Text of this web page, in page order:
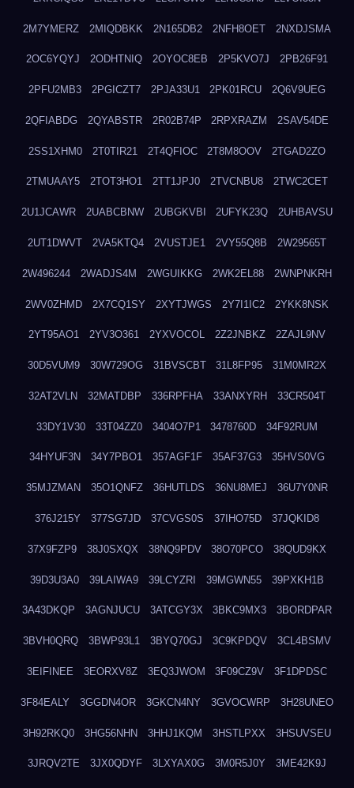
2M7YMERZ 2MIQDBKK 2N165DB2 2NFH8OET 2NXDJSMA
2OC6YQYJ 2ODHTNIQ 2OYOC8EB 2P5KVO7J 2PB26F91
2PFU2MB3 2PGICZT7 2PJA33U1 2PK01RCU 2Q6V9UEG
2QFIABDG 2QYABSTR 2R02B74P 2RPXRAZM 2SAV54DE
2SS1XHM0 2T0TIR21 2T4QFIOC 2T8M8OOV 2TGAD2ZO
2TMUAAY5 2TOT3HO1 2TT1JPJ0 2TVCNBU8 2TWC2CET
2U1JCAWR 2UABCBNW 2UBGKVBI 2UFYK23Q 2UHBAVSU
2UT1DWVT 2VA5KTQ4 2VUSTJE1 2VY55Q8B 2W29565T
2W496244 2WADJS4M 2WGUIKKG 2WK2EL88 2WNPNKRH
2WV0ZHMD 2X7CQ1SY 2XYTJWGS 2Y7I1IC2 2YKK8NSK
2YT95AO1 2YV3O361 2YXVOCOL 2Z2JNBKZ 2ZAJL9NV
30D5VUM9 30W729OG 31BVSCBT 31L8FP95 31M0MR2X
32AT2VLN 32MATDBP 336RPFHA 33ANXYRH 33CR504T
33DY1V30 33T04ZZ0 3404O7P1 3478760D 34F92RUM
34HYUF3N 34Y7PBO1 357AGF1F 35AF37G3 35HVS0VG
35MJZMAN 35O1QNFZ 36HUTLDS 36NU8MEJ 36U7Y0NR
376J215Y 377SG7JD 37CVGS0S 37IHO75D 37JQKID8
37X9FZP9 38J0SXQX 38NQ9PDV 38O70PCO 38QUD9KX
39D3U3A0 39LAIWA9 39LCYZRI 39MGWN55 39PXKH1B
3A43DKQP 3AGNJUCU 3ATCGY3X 3BKC9MX3 3BORDPAR
3BVH0QRQ 3BWP93L1 3BYQ70GJ 3C9KPDQV 3CL4BSMV
3EIFINEE 3EORXV8Z 3EQ3JWOM 3F09CZ9V 3F1DPDSC
3F84EALY 3GGDN4OR 3GKCN4NY 3GVOCWRP 3H28UNEO
3H92RKQ0 3HG56NHN 3HHJ1KQM 3HSTLPXX 3HSUVSEU
3JRQV2TE 3JX0QDYF 3LXYAX0G 3M0R5J0Y 3ME42K9J